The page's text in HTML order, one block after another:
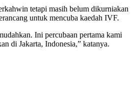
tetapi masih belum dikurniakan
untuk mencuba kaedah IVF.
Ini percubaan pertama kami
di Jakarta, Indonesia,” katanya.